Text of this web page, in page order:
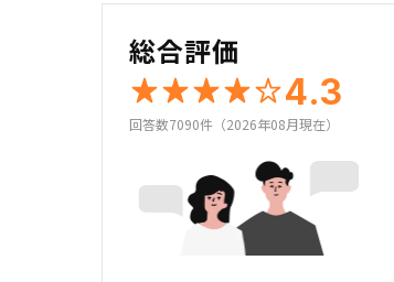
総合評価
4.3
回答数7090件（2026年08月現在）